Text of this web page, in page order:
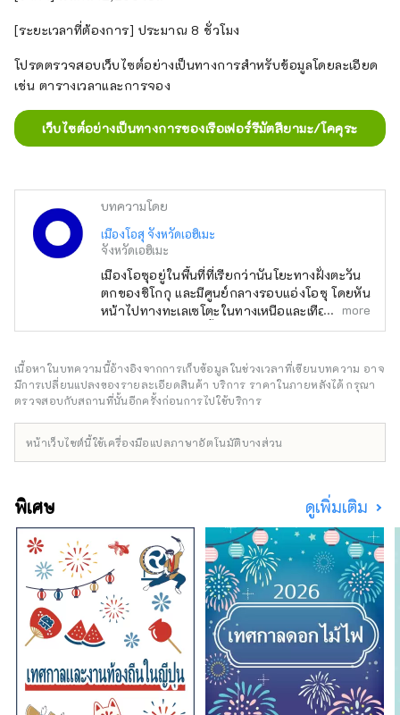
[ระยะเวลาที่ต้องการ] ประมาณ 8 ชั่วโมง
โปรดตรวจสอบเว็บไซต์อย่างเป็นทางการสำหรับข้อมูลโดยละเอียด
เช่น ตารางเวลาและการจอง
เว็บไซต์อย่างเป็นทางการของเรือเฟอร์รีมัตสึยามะ/โคคุระ
บทความโดย
เมืองโอสุ จังหวัดเอฮิเมะ
จังหวัดเอฮิเมะ
เมืองโอซุอยู่ในพื้นที่ที่เรียกว่านันโยะทางฝั่งตะวัน
ตกของชิโกกุ และมีศูนย์กลางรอบแอ่งโอซุ โดยหัน
หน้าไปทางทะเลเซโตะในทางเหนือและเทือกเขา
ชิโกกุทางทิศใต้ แม่น้ำฮิจิคาวะอันใสสะอาดไหล
ศอกซึ่งเป็นที่มาของชื่อแม่น้ำนั้นไหลวนไปรอบๆ
เมือง นำพรมากมายมาสู่ธรรมชาติ ประวัติศาสตร์
วัฒนธรรม และ อาหารพื้นเมือง ซากของ
ปราสาทโอซุในสมัยเอโดะยังคงอยู่ริมฝั่งแม่น้ำฮิจิ
more
เนื้อหาในบทความนี้อ้างอิงจากการเก็บข้อมูลในช่วงเวลาที่เขียนบทความ อาจ
มีการเปลี่ยนแปลงของรายละเอียดสินค้า บริการ ราคาในภายหลังได้ กรุณา
ตรวจสอบกับสถานที่นั้นอีกครั้งก่อนการไปใช้บริการ
หน้าเว็บไซต์นี้ใช้เครื่องมือแปลภาษาอัตโนมัติบางส่วน
พิเศษ ดูเพิ่มเติม